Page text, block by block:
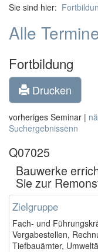
Sie sind hier:
Alle
Fortbildung
Drucken
vorheriges Seminar |
Suchergebnissenn
Q07025
Bauwerke
Sie zur
Zielgruppe
Fach- und
Vergabestellen,
Tiefbauämter,